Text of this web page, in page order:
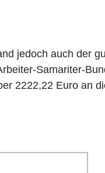
jedoch auch der
Samariter-
2222,22 Euro an